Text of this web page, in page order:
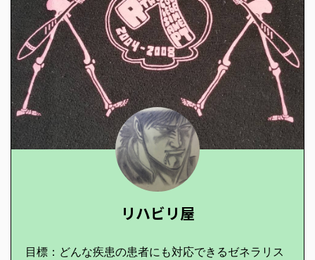
リハビリ屋
目標：どんな疾患の患者にも対応できるゼネラリス